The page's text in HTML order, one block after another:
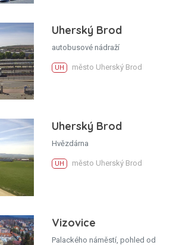
Uherský Brod
autobusové nádraží
UH město Uherský Brod
Uherský Brod
Hvězdárna
UH město Uherský Brod
Vizovice
Palackého náměstí, pohled od